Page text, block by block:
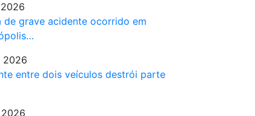
de grave acidente ocorrido em
2026
entre dois veículos destrói parte
2026